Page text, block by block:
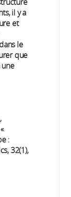
il y a
et
le
que
une
:
32(1),